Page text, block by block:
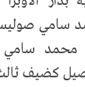
سامي
محمد
كضيف